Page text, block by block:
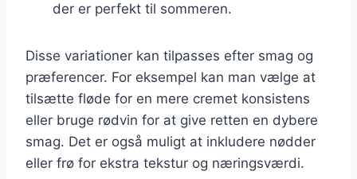
der er perfekt til sommeren.
Disse variationer kan tilpasses efter smag og
præferencer. For eksempel kan man vælge at
tilsætte fløde for en mere cremet konsistens
eller bruge rødvin for at give retten en dybere
smag. Det er også muligt at inkludere nødder
eller frø for ekstra tekstur og næringsværdi.